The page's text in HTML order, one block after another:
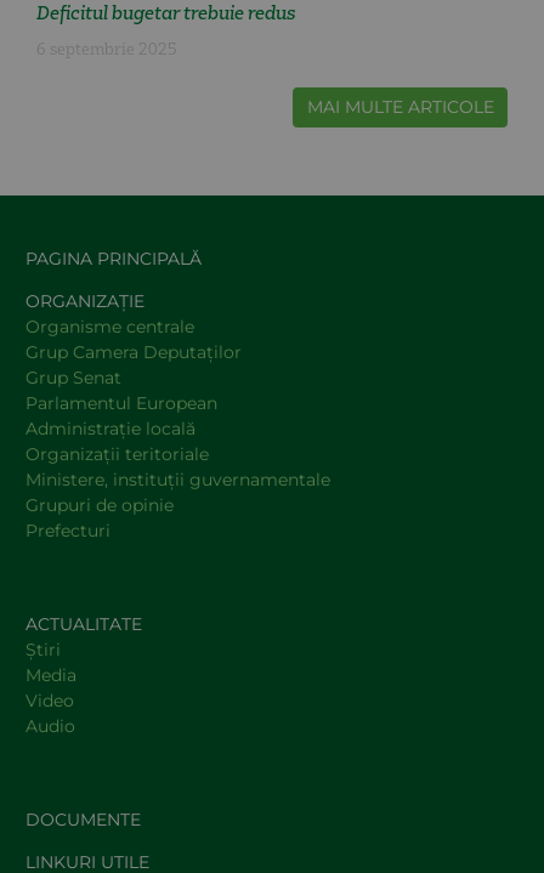
Deficitul bugetar trebuie redus
6 septembrie 2025
MAI MULTE ARTICOLE
PAGINA PRINCIPALĂ
ORGANIZAȚIE
Organisme centrale
Grup Camera Deputaţilor
Grup Senat
Parlamentul European
Administraţie locală
Organizaţii teritoriale
Ministere, instituţii guvernamentale
Grupuri de opinie
Prefecturi
ACTUALITATE
Știri
Media
Video
Audio
DOCUMENTE
LINKURI UTILE